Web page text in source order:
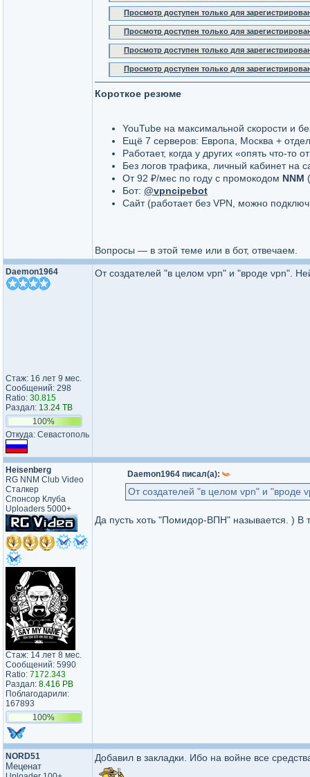
Просмотр доступен только для
Просмотр доступен только для
Просмотр доступен только для
Просмотр доступен только для
Короткое резюме
YouTube на максимальной скорости и
Ещё 7 серверов: Европа, Москва +
Работает, когда у других «опять что-то
Без логов трафика, личный кабинет на
От 92 ₽/мес по году с промокодом NNM
Бот: @vpncipebot
Сайт (работает без VPN, можно
Вопросы — в этой теме или в бот, отвечаем.
Daemon1964
Стаж: 16 лет 9 мес.
Сообщений: 298
Ratio: 30.815
Раздал: 13.24 TB
100%
Откуда: Севастополь
От создателей "в целом vpn" и "вроде vpn".
Heisenberg
RG NNM Club Video
Сталкер
Спонсор Клуба
Uploaders 5000+
Стаж: 14 лет 8 мес.
Сообщений: 5990
Ratio: 7172.343
Раздал: 8.416 PB
Поблагодарили:
167893
100%
Daemon1964 писал(а):
От создателей "в целом vpn" и "вроде
Да пусть хоть "Помидор-ВПН" называется. ) В
NORD51
Меценат
Добавил в закладки. Ибо на войне все